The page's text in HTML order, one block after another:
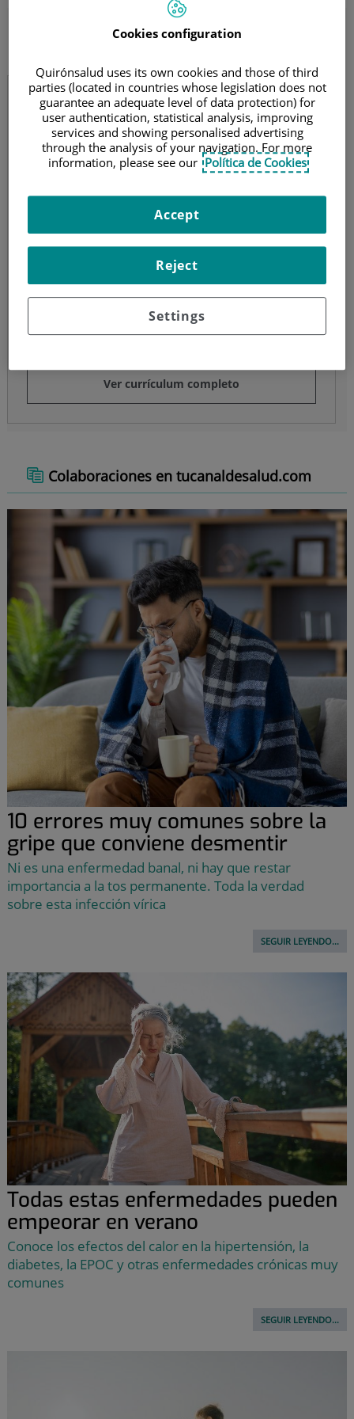
Fulgencio Molina Zapata
Fulgencio Molina Zapata
Urgencias, Medicina de la Educación Física y el
Deporte
Jefe de servicio de Urgencias y especialista de la
unidad de Medicina de la educación física y el
Pedir cita
Hospital Quirónsalud Murcia
Ver currículum completo
Colaboraciones en tucanaldesalud.com
10 errores muy comunes sobre la
gripe que conviene desmentir
Ni es una enfermedad banal, ni hay que restar
importancia a la tos permanente. Toda la verdad
sobre esta infección vírica
SEGUIR LEYENDO...
Todas estas enfermedades pueden
empeorar en verano
Conoce los efectos del calor en la hipertensión, la
diabetes, la EPOC y otras enfermedades crónicas muy
comunes
SEGUIR LEYENDO...
Cookies configuration
Quirónsalud uses its own cookies and those of third
parties (located in countries whose legislation does not
guarantee an adequate level of data protection) for
user authentication, statistical analysis, improving
services and showing personalised advertising
through the analysis of your navigation. For more
information, please see our Política de Cookies
Settings
Reject
Accept